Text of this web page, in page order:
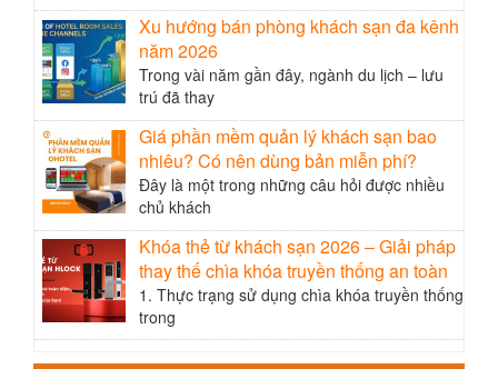
Xu hướng bán phòng khách sạn đa kênh
năm 2026
Trong vài năm gần đây, ngành du lịch – lưu
trú đã thay
Giá phần mềm quản lý khách sạn bao
nhiêu? Có nên dùng bản miễn phí?
Đây là một trong những câu hỏi được nhiều
chủ khách
Khóa thẻ từ khách sạn 2026 – Giải pháp
thay thế chìa khóa truyền thống an toàn
1. Thực trạng sử dụng chìa khóa truyền thống
trong